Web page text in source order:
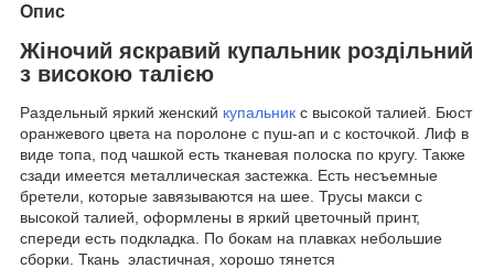
Опис
Жіночий яскравий купальник роздільний
з високою талією
Раздельный яркий женский купальник с высокой талией. Бюст
оранжевого цвета на поролоне с пуш-ап и с косточкой. Лиф в
виде топа, под чашкой есть тканевая полоска по кругу. Также
сзади имеется металлическая застежка. Есть несъемные
бретели, которые завязываются на шее. Трусы макси с
высокой талией, оформлены в яркий цветочный принт,
спереди есть подкладка. По бокам на плавках небольшие
сборки. Ткань эластичная, хорошо тянется